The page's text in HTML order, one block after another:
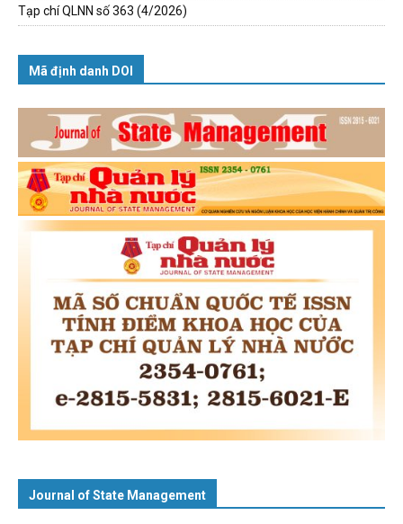
Tạp chí QLNN số 363 (4/2026)
Mã định danh DOI
Journal of State Management